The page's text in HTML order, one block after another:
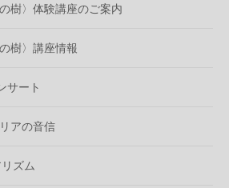
樹〉体験講座のご案内
樹〉講座情報
サート
アの音信
ズム